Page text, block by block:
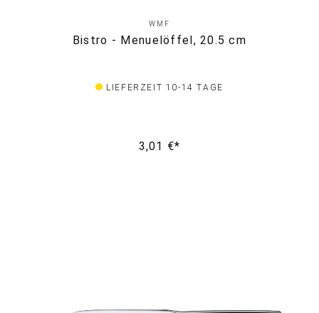
WMF
Bistro - Menuelöffel, 20.5 cm
LIEFERZEIT 10-14 TAGE
3,01 €*